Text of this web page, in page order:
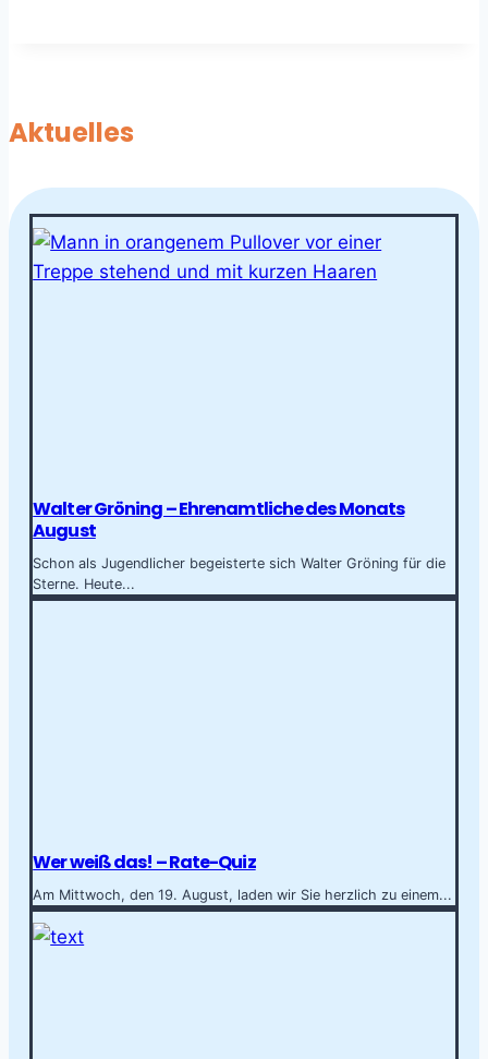
Aktuelles
Walter Gröning – Ehrenamtliche des Monats
August
Schon als Jugendlicher begeisterte sich Walter Gröning für die
Sterne. Heute...
Wer weiß das! – Rate-Quiz
Am Mittwoch, den 19. August, laden wir Sie herzlich zu einem...